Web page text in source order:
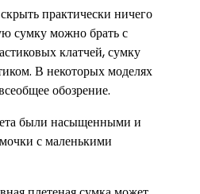
практически ничего
сумку можно брать с
клатчей, сумку
В некоторых моделях
обозрение.
были насыщенными и
с маленькими